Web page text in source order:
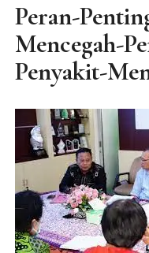
Peran-
Mencegah-
Penyakit-